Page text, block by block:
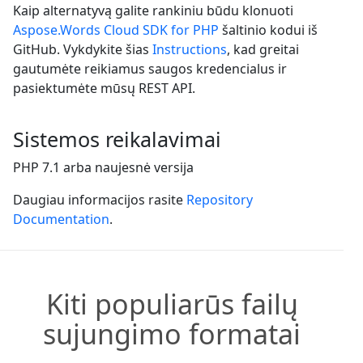
Kaip alternatyvą galite rankiniu būdu klonuoti
Aspose.Words Cloud SDK for PHP šaltinio kodui iš
GitHub. Vykdykite šias Instructions, kad greitai
gautumėte reikiamus saugos kredencialus ir
pasiektumėte mūsų REST API.
Sistemos reikalavimai
PHP 7.1 arba naujesnė versija
Daugiau informacijos rasite Repository
Documentation.
Kiti populiarūs failų
sujungimo formatai